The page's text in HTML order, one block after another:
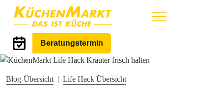
Hauptmenü
Beratungstermin
Blog-Übersicht | Life Hack Übersicht